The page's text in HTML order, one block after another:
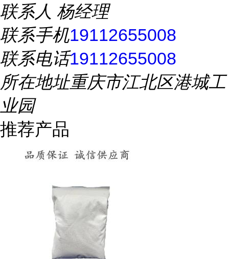
联系人 杨经理
联系手机19112655008
联系电话19112655008
所在地址重庆市江北区港城工
业园
推荐产品